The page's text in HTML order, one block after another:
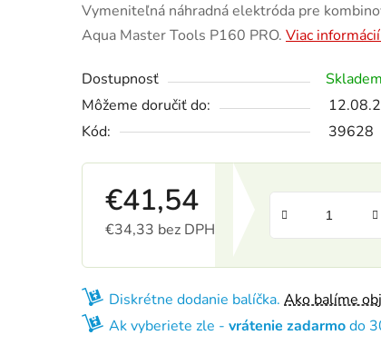
Vymeniteľná náhradná elektróda pre
Aqua Master Tools P160 PRO. Viac informácií
Dostupnosť Skladem
Môžeme doručiť do:
Kód:
39628
€41,54
€34,33 bez DPH
Diskrétne dodanie balíčka. Ako balíme
Ak vyberiete zle - vrátenie zadarmodo